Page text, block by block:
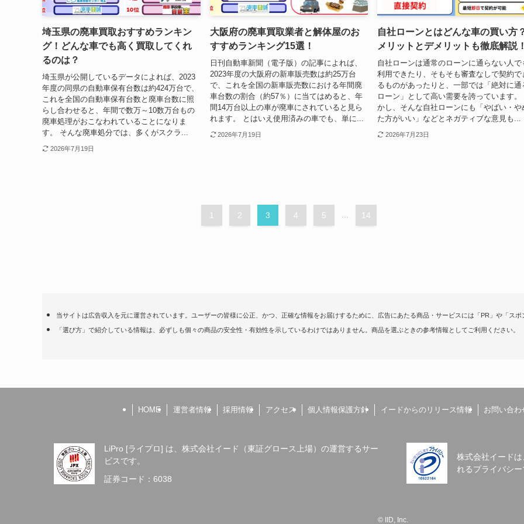
埼玉県の廃車買取おすすめランキン
グ！どんな車でも高く買取してくれ
るのは？
埼玉県が公開しているデータによれば、2023
年度の同県の自動車保有台数は約424万台で、
これを全国の自動車保有台数と廃車台数に照
らし合わせると、年間で数万～10数万台もの
廃車処理がおこなわれていることになりま
す。 そんな廃車処分では、多くがスクラ...
2026年7月19日
大阪府の廃車買取業者と解体屋のお
すすめランキング15選！
日刊自動車新聞（電子版）の記事によれば、
2023年度の大阪府の新車販売数は約25万台
で、これを全国の新車販売数における年間廃
車台数の割合（約57％）に当てはめると、年
間14万台以上の車が廃車にされていると見ら
れます。 とはいえ使用済みの車でも、単に...
2026年7月19日
自社ローンとはどんな車の買い方
メリットとデメリットも徹底解説！
自社ローンは通常のローンに通らない人で
利用できたり、そもそも審査なしで契約で
るものがあったりと、一部では「絶対に通
ローン」として高い需要を誇っています。
かし、そんな自社ローンにも「やばい・や
た方がいい」などとネガティブな意見も...
2026年7月23日
1 2 3 4 5 14
当サイトは広告収入を元に運営されています。ユーザーの皆様に公正、かつ、正確な情報をお届けするために、広告にあたる商品・サービスには「PR」や「ス
「選び方」で紹介している情報は、必ずしも個々の商品の安全性・有効性を示しているわけではありません。商品を選ぶときの参考情報としてご利用ください。
HOME 運営者情報 採用情報 アクセス 個人情報保護方針 イードからのリリース情報 お問い合わ
LiPro [ライプロ] は、株式会社イード（東証グロース上場）の運営するサー
ビスです。
証券コード：6038
株式会社イード
れるプライバシー
© IID, Inc.